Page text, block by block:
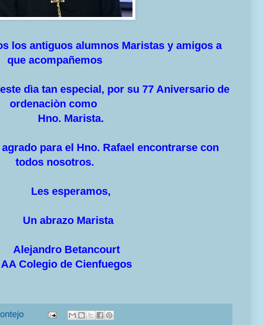
antiguos alumnos Maristas y amigos a
que acompañemos
dìa tan especial, por su 77 Aniversario de
ordenaciòn como
Hno. Marista.
para el Hno. Rafael encontrarse con
todos nosotros.
Les esperamos,
Un abrazo Marista
Betancourt
de Cienfuegos